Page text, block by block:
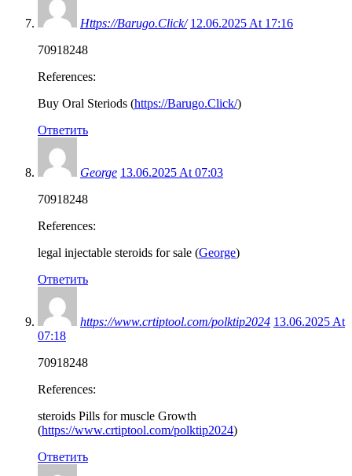
Https://Barugo.Click/ 12.06.2025 At 17:16
70918248
References:
Buy Oral Steriods (https://Barugo.Click/)
Ответить
George 13.06.2025 At 07:03
70918248
References:
legal injectable steroids for sale (George)
Ответить
https://www.crtiptool.com/polktip2024 13.06.2025 At
07:18
70918248
References:
steroids Pills for muscle Growth
(https://www.crtiptool.com/polktip2024)
Ответить